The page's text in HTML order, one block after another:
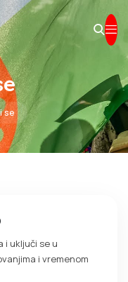
se
i uključi se u
i vremenom